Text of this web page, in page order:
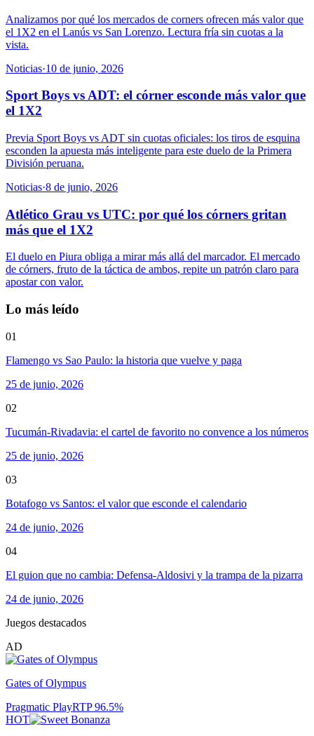
Analizamos por qué los mercados de corners ofrecen más valor que
el 1X2 en el Lanús vs San Lorenzo. Lectura fría sin cuotas a la
vista.
Noticias·10 de junio, 2026
Sport Boys vs ADT: el córner esconde más valor que
el 1X2
Previa Sport Boys vs ADT sin cuotas oficiales: los tiros de esquina
esconden la apuesta más inteligente para este duelo de la Primera
División peruana.
Noticias·8 de junio, 2026
Atlético Grau vs UTC: por qué los córners gritan
más que el 1X2
El duelo en Piura obliga a mirar más allá del marcador. El mercado
de córners, fruto de la táctica de ambos, repite un patrón claro para
apostar con valor.
Lo más leído
01
Flamengo vs Sao Paulo: la historia que vuelve y paga
25 de junio, 2026
02
Tucumán-Rivadavia: el cartel de favorito no convence a los números
25 de junio, 2026
03
Botafogo vs Santos: el valor que esconde el calendario
24 de junio, 2026
04
El guion que no cambia: Defensa-Aldosivi y la trampa de la pizarra
24 de junio, 2026
Juegos destacados
AD
Gates of Olympus
Pragmatic PlayRTP96.5%
HOT